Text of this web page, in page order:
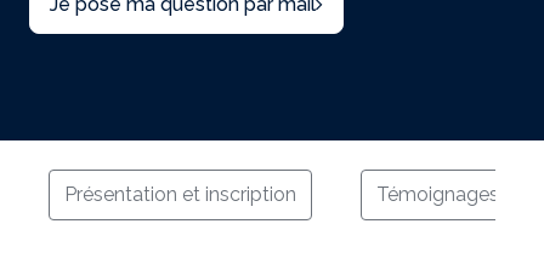
Je pose ma question par mail
Présentation et inscription Témoignages de